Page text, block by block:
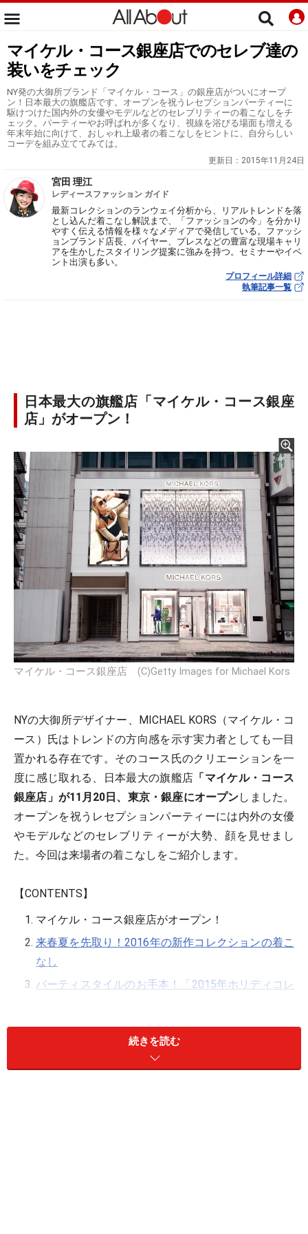
マイケル・コース銀座店でのセレブ達の
装いをチェック
NY発の大御所ブランド「マイケル・コース」の銀座店がついにオープ
ン！日本最大の旗艦店です。オープンを祝うレセプションパーティーに
駆けつけた国内外の女優やモデルなどのセレブリティーの着こなしをチ
ェック。パーティーやお呼ばれが多くなり、視線を浴びる場面も増える
年末年始に向けて、おしゃれ上級者の着こなしをヒントに、自分らしい
コーデを組み立ててみては。
更新日： 2015年11月24日
宮田 理江
レディースファッション ガイド
最新コレクションのランウェイ分析から、リアルトレンドを落
とし込んだ着こなし解説まで、「ファッションの今」を分かり
やすく伝える情報を様々なメディアで発信している。ファッシ
ョンブランド店長、バイヤー、プレスなどの豊富な現場キャリ
アを生かしたスタイリング提案に強みを持つ。セミナーやイベ
ント出演も多い。
プロフィール詳細
執筆記事一覧
日本最大の旗艦店「マイケル・コース銀座
店」がオープン！
マイケル・コース銀座店 (C)Getty Images for Michael Kors
NYの大御所デザイナー、MICHAEL KORS（マイケル・コ
ース）氏はトレンドの方向感を示す実力者としても一目
置かれる存在です。そのコース氏のクリエーションを一
度に感じ取れる、日本最大の旗艦店 「マイケル・コース
銀座店」が11月20日、東京・銀座にオープンしました。
オープンを祝うレセプションパーティーには内外の女優
やモデルなどのセレブリティーが大勢、顔を見せまし
た。今回は来場者の着こなしをご紹介します。
【CONTENTS】
マイケル・コース銀座店がオープン！
来春夏を先取り！2016年の新作コレクションの着こ
なし
パーティスタイルのお手本！「2015年ホリディコレ
続きを読む